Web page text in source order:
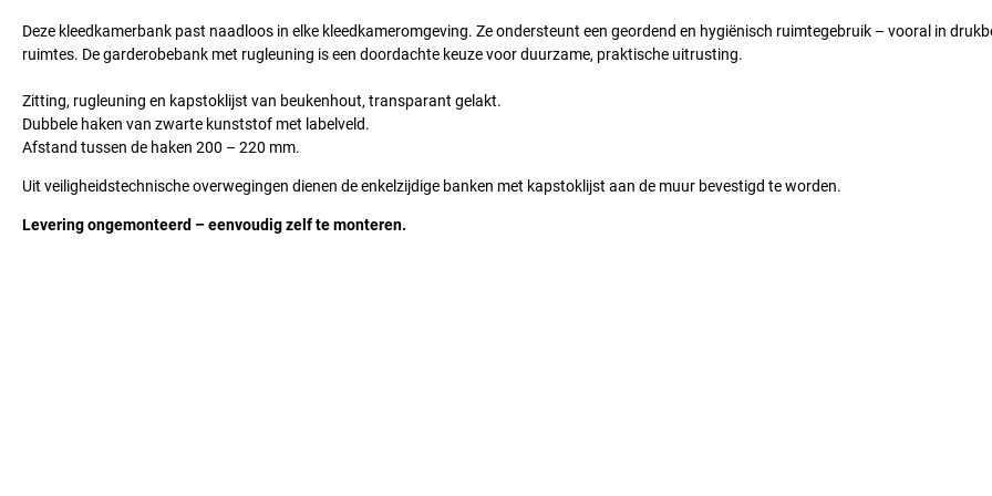
Deze kleedkamerbank past naadloos in elke kleedkameromgeving. Ze ondersteunt een geordend en hygiënisch ruimtegebruik – vooral in
ruimtes. De garderobebank met rugleuning is een doordachte keuze voor duurzame, praktische uitrusting.
Zitting, rugleuning en kapstoklijst van beukenhout, transparant gelakt.
Dubbele haken van zwarte kunststof met labelveld.
Afstand tussen de haken 200 – 220 mm.
Uit veiligheidstechnische overwegingen dienen de enkelzijdige banken met kapstoklijst aan de muur bevestigd te worden.
Levering ongemonteerd – eenvoudig zelf te monteren.